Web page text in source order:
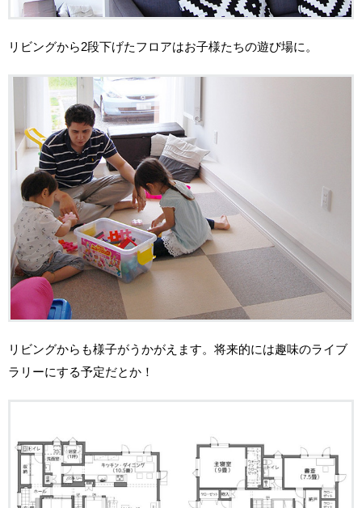
リビングから2段下げたフロアはお子様たちの遊び場に。
リビングからも様子がうかがえます。将来的には趣味のライブ
ラリーにする予定だとか！